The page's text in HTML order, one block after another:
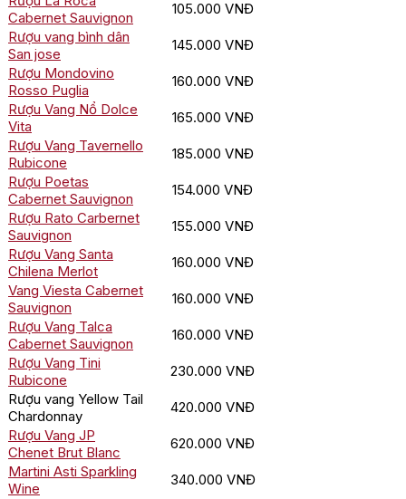
Cabernet Sauvignon
105.000 VNĐ
Rượu vang bình dân
San jose
145.000 VNĐ
Rượu Mondovino
Rosso Puglia
160.000 VNĐ
Rượu Vang Nổ Dolce
Vita
165.000 VNĐ
Rượu Vang Tavernello
Rubicone
185.000 VNĐ
Rượu Poetas
Cabernet Sauvignon
154.000 VNĐ
Rượu Rato Carbernet
Sauvignon
155.000 VNĐ
Rượu Vang Santa
Chilena Merlot
160.000 VNĐ
Vang Viesta Cabernet
Sauvignon
160.000 VNĐ
Rượu Vang Talca
Cabernet Sauvignon
160.000 VNĐ
Rượu Vang Tini
Rubicone
230.000 VNĐ
Rượu vang Yellow Tail
Chardonnay
420.000 VNĐ
Rượu Vang JP
Chenet Brut Blanc
620.000 VNĐ
Martini Asti Sparkling
Wine
340.000 VNĐ